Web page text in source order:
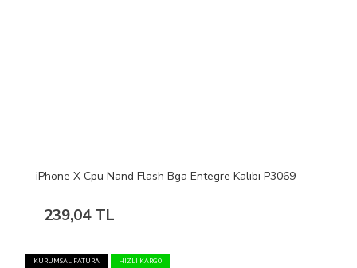
iPhone X Cpu Nand Flash Bga Entegre Kalıbı P3069
239,04 TL
KURUMSAL FATURA HIZLI KARGO